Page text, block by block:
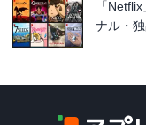
「
ナル・